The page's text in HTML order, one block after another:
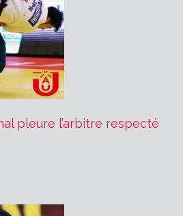
pleure l’arbitre respecté